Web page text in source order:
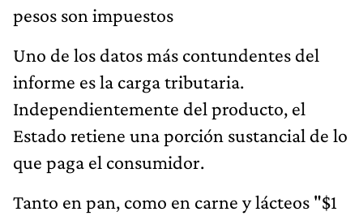
pesos son impuestos
Uno de los datos más contundentes del
informe es la carga tributaria.
Independientemente del producto, el
Estado retiene una porción sustancial de lo
que paga el consumidor.
Tanto en pan, como en carne y lácteos "$1